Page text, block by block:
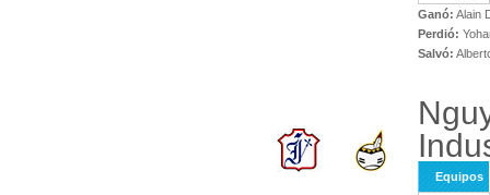
Ganó: Alain
Perdió:
Salvó:
Equipos